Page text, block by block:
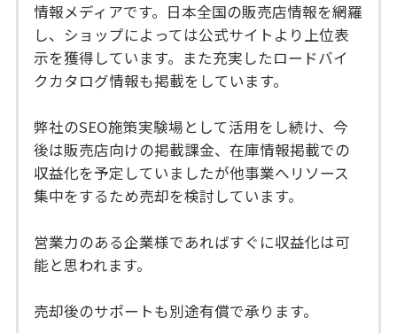
情報メディアです。日本全国の販売店情報を網羅
し、ショップによっては公式サイトより上位表
示を獲得しています。また充実したロードバイ
クカタログ情報も掲載をしています。
弊社のSEO施策実験場として活用をし続け、今
後は販売店向けの掲載課金、在庫情報掲載での
収益化を予定していましたが他事業へリソース
集中をするため売却を検討しています。
営業力のある企業様であればすぐに収益化は可
能と思われます。
売却後のサポートも別途有償で承ります。